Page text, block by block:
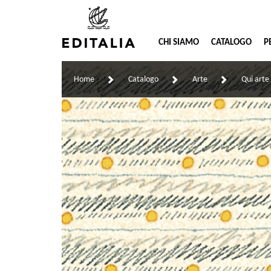
CHI SIAMO
CATALOGO
Home Catalogo Arte Qui arte